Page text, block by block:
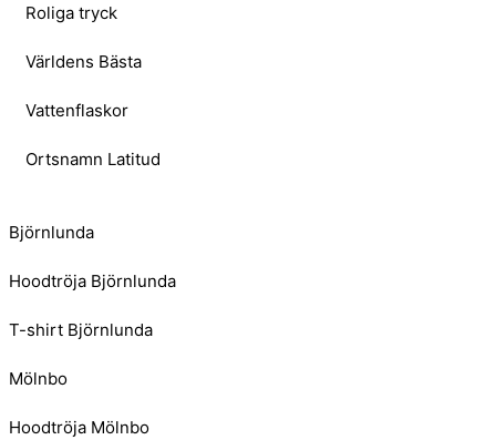
Roliga tryck
Världens Bästa
Vattenflaskor
Ortsnamn Latitud
Björnlunda
Hoodtröja Björnlunda
T-shirt Björnlunda
Mölnbo
Hoodtröja Mölnbo